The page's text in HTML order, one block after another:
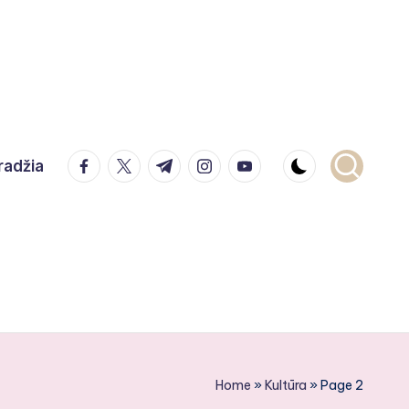
facebook.com
twitter.com
t.me instagram.com
youtube.com
Home »Kultūra »Page 2